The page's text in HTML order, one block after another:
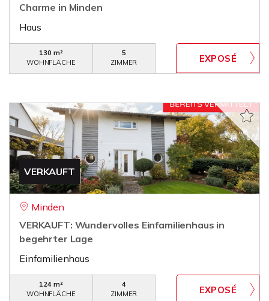
Charme in Minden
Haus
130 m²
WOHNFLÄCHE
5
ZIMMER
VERKAUFT
Minden
VERKAUFT: Wundervolles Einfamilienhaus in
begehrter Lage
Einfamilienhaus
124 m²
WOHNFLÄCHE
4
ZIMMER